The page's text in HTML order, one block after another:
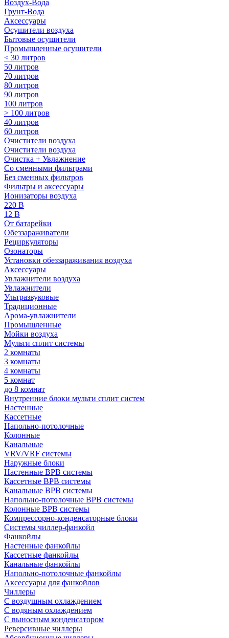
Воздух-Вода
Грунт-Вода
Аксессуары
Осушители воздуха
Бытовые осушители
Промышленные осушители
< 30 литров
50 литров
70 литров
80 литров
90 литров
100 литров
> 100 литров
40 литров
60 литров
Очистители воздуха
Очистители воздуха
Очистка + Увлажнение
Cо сменными фильтрами
Без сменных фильтров
Фильтры и аксессуары
Ионизаторы воздуха
220 В
12 В
От батарейки
Обеззараживатели
Рециркуляторы
Озонаторы
Установки обеззараживания воздуха
Аксессуары
Увлажнители воздуха
Увлажнители
Ультразвуковые
Традиционные
Арома-увлажнители
Промышленные
Мойки воздуха
Мульти сплит системы
2 комнаты
3 комнаты
4 комнаты
5 комнат
до 8 комнат
Внутренние блоки мульти сплит систем
Настенные
Кассетные
Напольно-потолочные
Колонные
Канальные
VRV/VRF системы
Наружные блоки
Настенные ВРВ системы
Кассетные ВРВ системы
Канальные ВРВ системы
Напольно-потолочные ВРВ системы
Колонные ВРВ системы
Компрессорно-конденсаторные блоки
Системы чиллер-фанкойл
Фанкойлы
Настенные фанкойлы
Кассетные фанкойлы
Канальные фанкойлы
Напольно-потолочные фанкойлы
Аксессуары для фанкойлов
Чиллеры
С воздушным охлаждением
С водяным охлаждением
С выносным конденсатором
Реверсивные чиллеры